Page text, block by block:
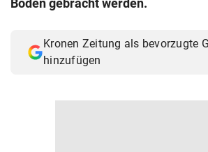
Boden gebracht werden.
Kronen Zeitung als bevorzugte
hinzufügen